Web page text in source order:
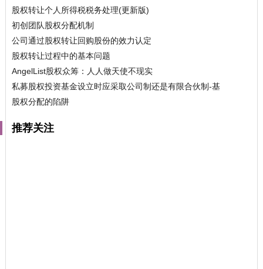
股权转让个人所得税税务处理(更新版)
初创团队股权分配机制
公司通过股权转让回购股份的效力认定
股权转让过程中的基本问题
AngelList股权众筹：人人做天使不现实
私募股权投资基金设立时应采取公司制还是有限合伙制-基
股权分配的陷阱
推荐关注